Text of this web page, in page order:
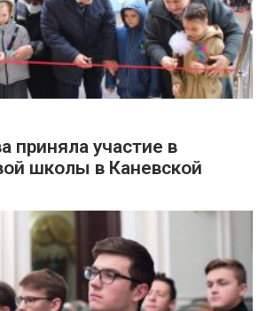
приняла участие в
школы в Каневской